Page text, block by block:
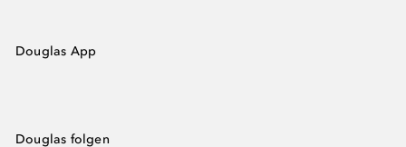
Douglas App
Douglas folgen